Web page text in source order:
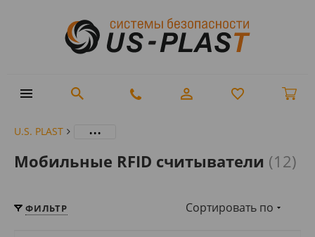
U.S. PLAST ...
Мобильные RFID считыватели (12)
ФИЛЬТР Сортировать по